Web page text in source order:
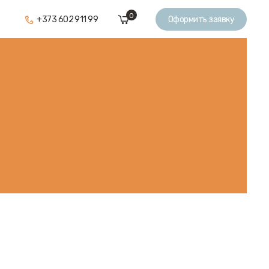
+373 602 911 99 0 Оформить заявку